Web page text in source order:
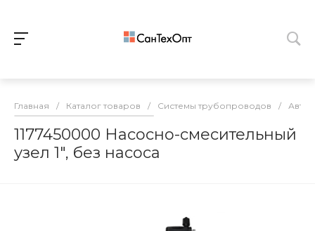
Главная / Каталог товаров / Системы трубопроводов /
1177450000 Насосно-смесительный
узел 1", без насоса